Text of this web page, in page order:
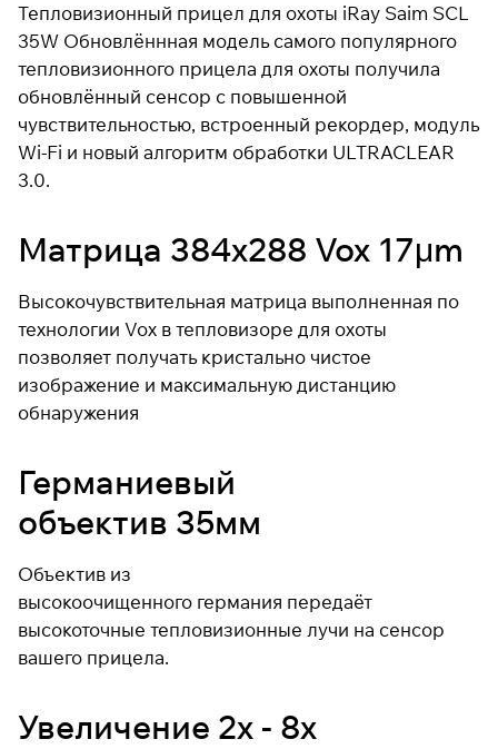
Тепловизионный прицел для охоты iRay Saim SCL
35W Обновлённная модель самого популярного
тепловизионного прицела для охоты получила
обновлённый сенсор с повышенной
чувствительностью, встроенный рекордер, модуль
Wi-Fi и новый алгоритм обработки ULTRACLEAR
3.0.
Матрица 384x288 Vox 17μm
Высокочувствительная матрица выполненная по
технологии Vox в тепловизоре для охоты
позволяет получать кристально чистое
изображение и максимальную дистанцию
обнаружения
Германиевый
объектив 35мм
Объектив из
высокоочищенного германия передаёт
высокоточные тепловизионные лучи на сенсор
вашего прицела.
Увеличение 2x - 8x
применяются.
Подробнее
об оплате Плайтом
25
недели
Остались вопросы?
8 800 302-02-51
plait.ru